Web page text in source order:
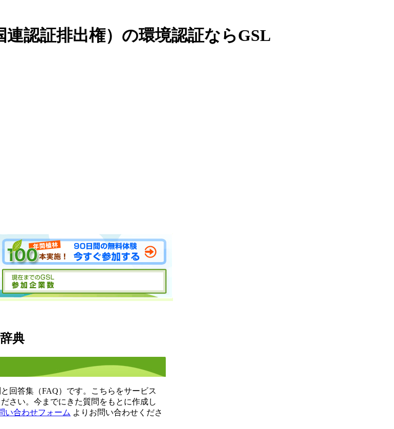
認証排出権）の環境認証ならGSL
典
回答集（FAQ）です。こちらをサービス
さい。今までにきた質問をもとに作成し
い合わせフォーム よりお問い合わせくださ